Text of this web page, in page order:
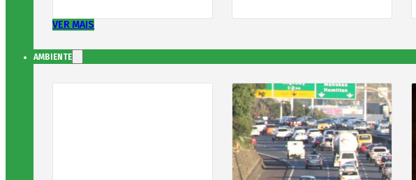
VER MAIS
AMBIENTE